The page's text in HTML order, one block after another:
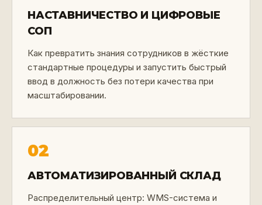
НАСТАВНИЧЕСТВО И ЦИФРОВЫЕ
СОП
Как превратить знания сотрудников в жёсткие
стандартные процедуры и запустить быстрый
ввод в должность без потери качества при
масштабировании.
02
АВТОМАТИЗИРОВАННЫЙ СКЛАД
Распределительный центр: WMS-система и